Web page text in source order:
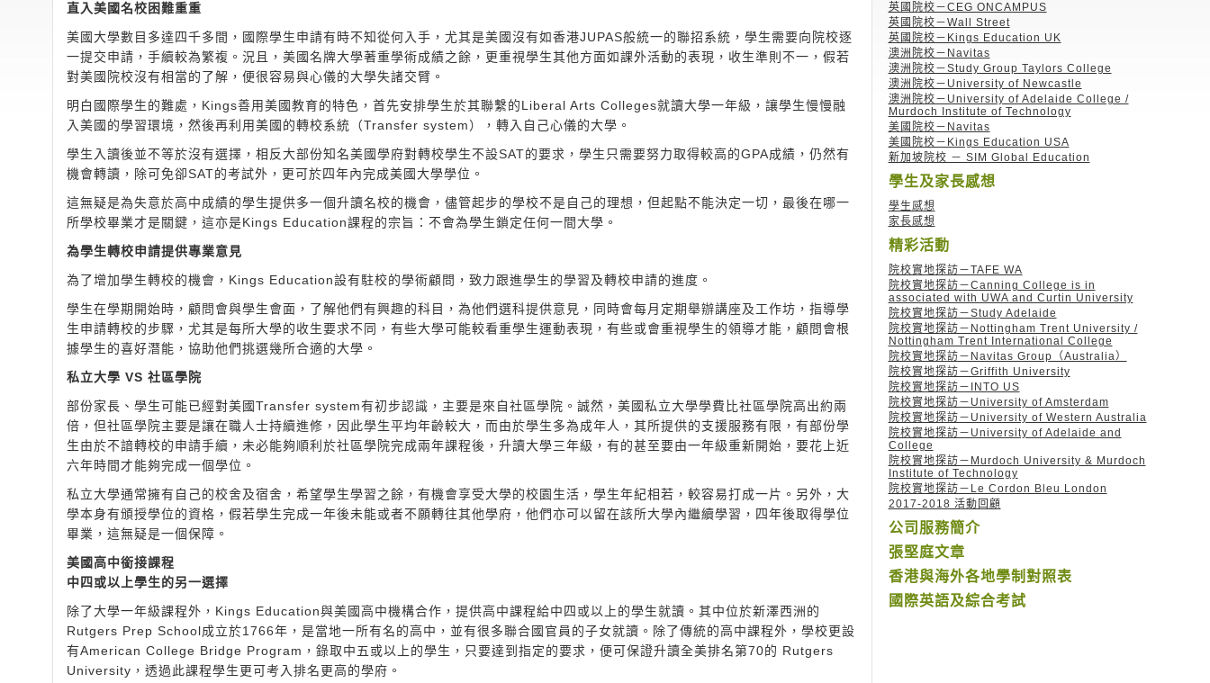
直入美國名校困難重重
美國大學數目多達四千多間，國際學生申請有時不知從何入手，尤其是美國沒有如香港JUPAS般統一的聯招系統，學生需要向院校逐
一提交申請，手續較為繁複。況且，美國名牌大學著重學術成績之餘，更重視學生其他方面如課外活動的表現，收生準則不一，假若
對美國院校沒有相當的了解，便很容易與心儀的大學失諸交臂。
明白國際學生的難處，Kings善用美國教育的特色，首先安排學生於其聯繫的Liberal Arts Colleges就讀大學一年級，讓學生慢慢融
入美國的學習環境，然後再利用美國的轉校系統（Transfer system），轉入自己心儀的大學。
學生入讀後並不等於沒有選擇，相反大部份知名美國學府對轉校學生不設SAT的要求，學生只需要努力取得較高的GPA成績，仍然有
機會轉讀，除可免卻SAT的考試外，更可於四年內完成美國大學學位。
這無疑是為失意於高中成績的學生提供多一個升讀名校的機會，儘管起步的學校不是自己的理想，但起點不能決定一切，最後在哪一
所學校畢業才是關鍵，這亦是Kings Education課程的宗旨：不會為學生鎖定任何一間大學。
為學生轉校申請提供專業意見
為了增加學生轉校的機會，Kings Education設有駐校的學術顧問，致力跟進學生的學習及轉校申請的進度。
學生在學期開始時，顧問會與學生會面，了解他們有興趣的科目，為他們選科提供意見，同時會每月定期舉辦講座及工作坊，指導學
生申請轉校的步驟，尤其是每所大學的收生要求不同，有些大學可能較看重學生運動表現，有些或會重視學生的領導才能，顧問會根
據學生的喜好潛能，協助他們挑選幾所合適的大學。
私立大學 VS 社區學院
部份家長、學生可能已經對美國Transfer system有初步認識，主要是來自社區學院。誠然，美國私立大學學費比社區學院高出約兩
倍，但社區學院主要是讓在職人士持續進修，因此學生平均年齡較大，而由於學生多為成年人，其所提供的支援服務有限，有部份學
生由於不諳轉校的申請手續，未必能夠順利於社區學院完成兩年課程後，升讀大學三年級，有的甚至要由一年級重新開始，要花上近
六年時間才能夠完成一個學位。
私立大學通常擁有自己的校舍及宿舍，希望學生學習之餘，有機會享受大學的校園生活，學生年紀相若，較容易打成一片。另外，大
學本身有頒授學位的資格，假若學生完成一年後未能或者不願轉往其他學府，他們亦可以留在該所大學內繼續學習，四年後取得學位
畢業，這無疑是一個保障。
美國高中銜接課程
中四或以上學生的另一選擇
除了大學一年級課程外，Kings Education與美國高中機構合作，提供高中課程給中四或以上的學生就讀。其中位於新澤西洲的
Rutgers Prep School成立於1766年，是當地一所有名的高中，並有很多聯合國官員的子女就讀。除了傳統的高中課程外，學校更設
有American College Bridge Program，錄取中五或以上的學生，只要達到指定的要求，便可保證升讀全美排名第70的 Rutgers
University，透過此課程學生更可考入排名更高的學府。
英國院校－CEG ONCAMPUS
英國院校－Wall Street
英國院校－Kings Education UK
澳洲院校－Navitas
澳洲院校－Study Group Taylors College
澳洲院校－University of Newcastle
澳洲院校－University of Adelaide College /
Murdoch Institute of Technology
美國院校－Navitas
美國院校－Kings Education USA
新加坡院校 － SIM Global Education
學生及家長感想
學生感想
家長感想
精彩活動
院校實地探訪－TAFE WA
院校實地探訪－Canning College is in
associated with UWA and Curtin University
院校實地探訪－Study Adelaide
院校實地探訪－Nottingham Trent University /
Nottingham Trent International College
院校實地探訪－Navitas Group（Australia）
院校實地探訪－Griffith University
院校實地探訪－INTO US
院校實地探訪－University of Amsterdam
院校實地探訪－University of Western Australia
院校實地探訪－University of Adelaide and
College
院校實地探訪－Murdoch University & Murdoch
Institute of Technology
院校實地探訪－Le Cordon Bleu London
2017-2018 活動回顧
公司服務簡介
張堅庭文章
香港與海外各地學制對照表
國際英語及綜合考試